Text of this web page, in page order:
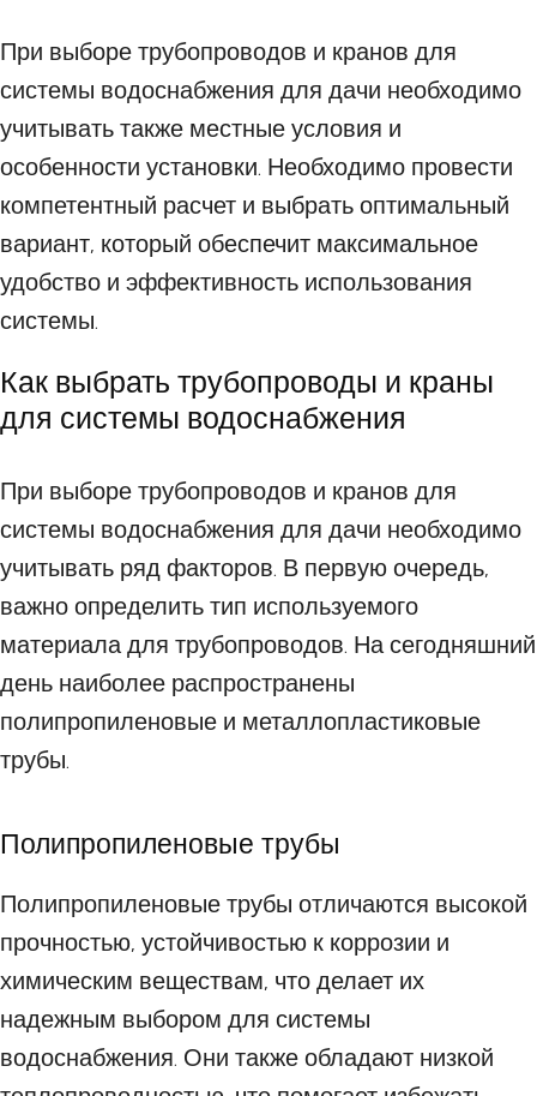
При выборе трубопроводов и кранов для
системы водоснабжения для дачи необходимо
учитывать также местные условия и
особенности установки. Необходимо провести
компетентный расчет и выбрать оптимальный
вариант, который обеспечит максимальное
удобство и эффективность использования
системы.
Как выбрать трубопроводы и краны
для системы водоснабжения
При выборе трубопроводов и кранов для
системы водоснабжения для дачи необходимо
учитывать ряд факторов. В первую очередь,
важно определить тип используемого
материала для трубопроводов. На сегодняшний
день наиболее распространены
полипропиленовые и металлопластиковые
трубы.
Полипропиленовые трубы
Полипропиленовые трубы отличаются высокой
прочностью, устойчивостью к коррозии и
химическим веществам, что делает их
надежным выбором для системы
водоснабжения. Они также обладают низкой